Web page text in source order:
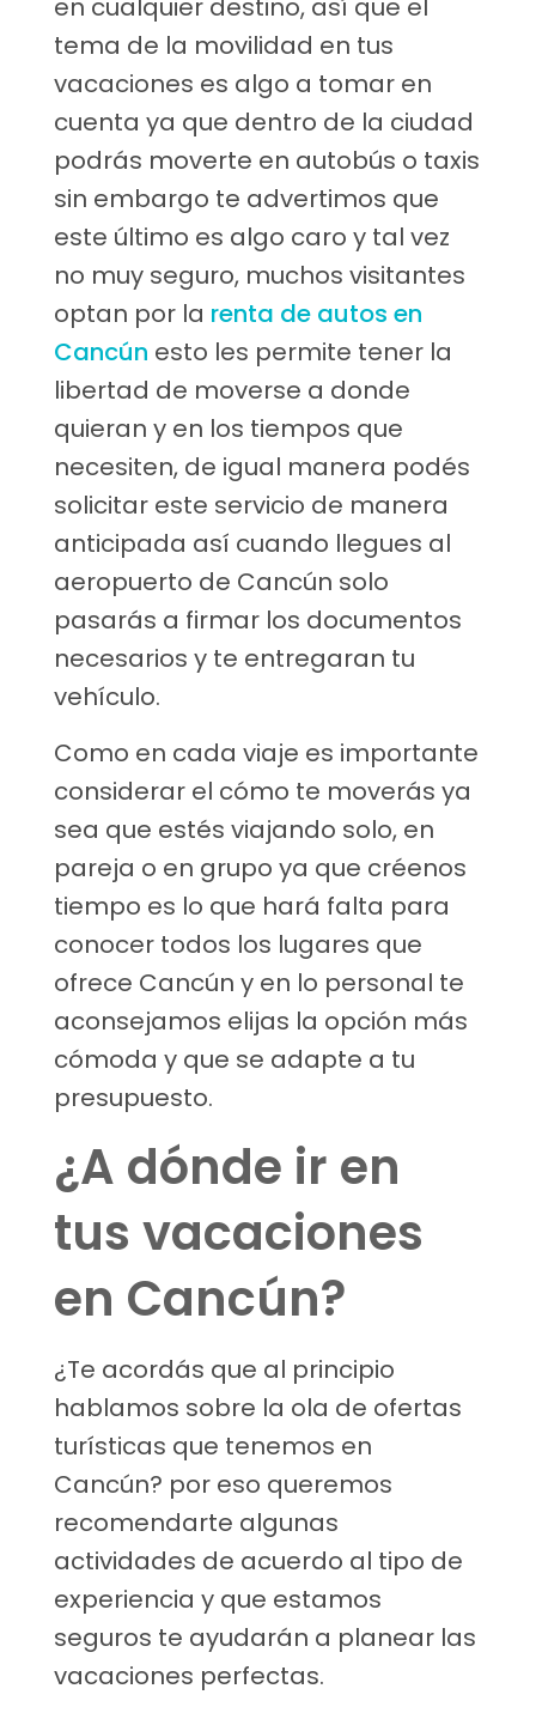
en cualquier destino, así que el
tema de la movilidad en tus
vacaciones es algo a tomar en
cuenta ya que dentro de la ciudad
podrás moverte en autobús o taxis
sin embargo te advertimos que
este último es algo caro y tal vez
no muy seguro, muchos visitantes
optan por la renta de autos en
Cancún esto les permite tener la
libertad de moverse a donde
quieran y en los tiempos que
necesiten, de igual manera podés
solicitar este servicio de manera
anticipada así cuando llegues al
aeropuerto de Cancún solo
pasarás a firmar los documentos
necesarios y te entregaran tu
vehículo.
Como en cada viaje es importante
considerar el cómo te moverás ya
sea que estés viajando solo, en
pareja o en grupo ya que créenos
tiempo es lo que hará falta para
conocer todos los lugares que
ofrece Cancún y en lo personal te
aconsejamos elijas la opción más
cómoda y que se adapte a tu
presupuesto.
¿A dónde ir en
tus vacaciones
en Cancún?
¿Te acordás que al principio
hablamos sobre la ola de ofertas
turísticas que tenemos en
Cancún? por eso queremos
recomendarte algunas
actividades de acuerdo al tipo de
experiencia y que estamos
seguros te ayudarán a planear las
vacaciones perfectas.